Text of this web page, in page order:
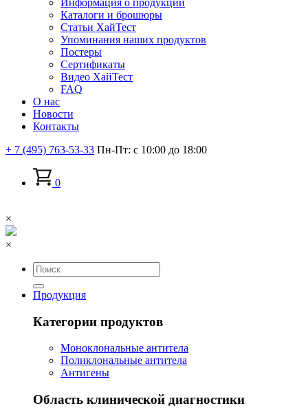
Каталоги и брошюры
Статьи ХайТест
Упоминания наших продуктов
Постеры
Сертификаты
Видео ХайТест
FAQ
О нас
Новости
Контакты
+ 7 (495) 763-53-33 Пн-Пт: с 10:00 до 18:00
0
×
×
Продукция
Категории продуктов
Моноклональные антитела
Поликлональные антитела
Антигены
Область клинической диагностики